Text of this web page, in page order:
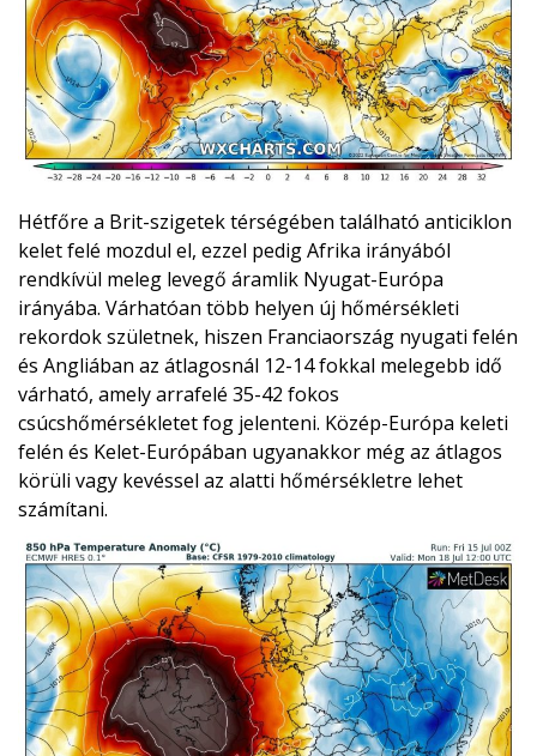
Hétfőre a Brit-szigetek térségében található anticiklon
kelet felé mozdul el, ezzel pedig Afrika irányából
rendkívül meleg levegő áramlik Nyugat-Európa
irányába. Várhatóan több helyen új hőmérsékleti
rekordok születnek, hiszen Franciaország nyugati felén
és Angliában az átlagosnál 12-14 fokkal melegebb idő
várható, amely arrafelé 35-42 fokos
csúcshőmérsékletet fog jelenteni. Közép-Európa keleti
felén és Kelet-Európában ugyanakkor még az átlagos
körüli vagy kevéssel az alatti hőmérsékletre lehet
számítani.